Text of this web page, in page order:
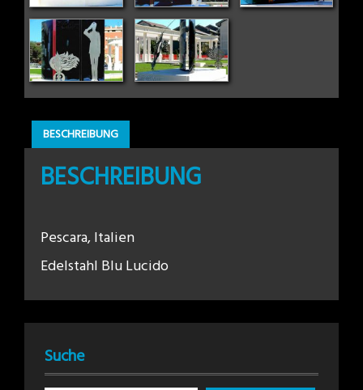
BESCHREIBUNG
BESCHREIBUNG
Pescara, Italien
Edelstahl Blu Lucido
Suche